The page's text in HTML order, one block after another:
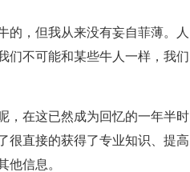
的，但我从来没有妄自菲薄。人
们不可能和某些牛人一样，我们
，在这已然成为回忆的一年半时
很直接的获得了专业知识、提高
他信息。